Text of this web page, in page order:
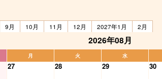
9月 10月 11月 12月 2027年1月 2月
2026年08月
月 火 水
27 28 29 30